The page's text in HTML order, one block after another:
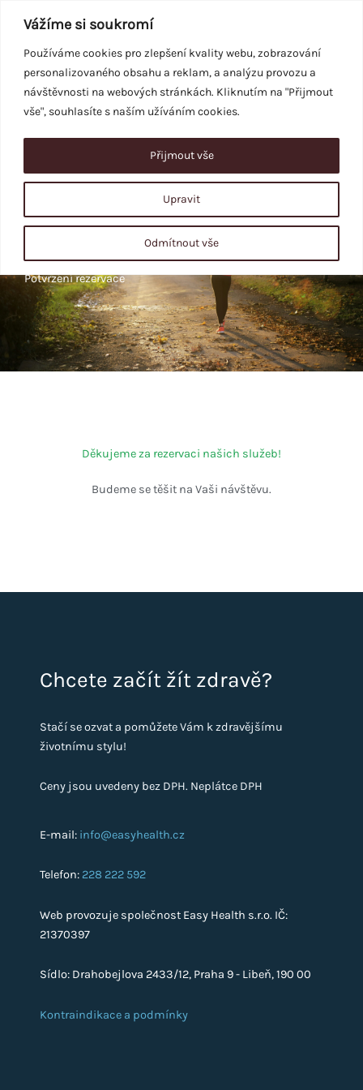
Vážíme si soukromí
Používáme cookies pro zlepšení kvality webu, zobrazování
personalizovaného obsahu a reklam, a analýzu provozu a
návštěvnosti na webových stránkách. Kliknutím na "Přijmout
vše", souhlasíte s naším užíváním cookies.
Upravit
Odmítnout vše
Přijmout vše
obsah
REZERVACE
Potvrzení rezervace
Děkujeme za rezervaci našich služeb!
Budeme se těšit na Vaši návštěvu.
Chcete začít žít zdravě?
Stačí se ozvat a pomůžete Vám k zdravějšímu
životnímu stylu!
Ceny jsou uvedeny bez DPH. Neplátce DPH
E-mail: info@easyhealth.cz
Telefon: 228 222 592
Web provozuje společnost Easy Health s.r.o. IČ:
21370397
Sídlo: Drahobejlova 2433/12, Praha 9 - Libeň, 190 00
Kontraindikace a podmínky